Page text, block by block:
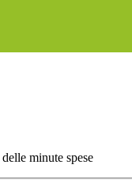
minute spese